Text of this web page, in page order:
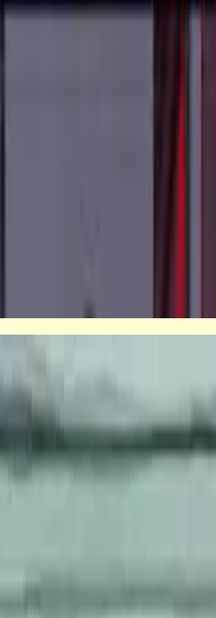
بتاعتي | هشام الجخ
الأمس أعداء اليوم وقعوا
الفاسدين بالفاسدين